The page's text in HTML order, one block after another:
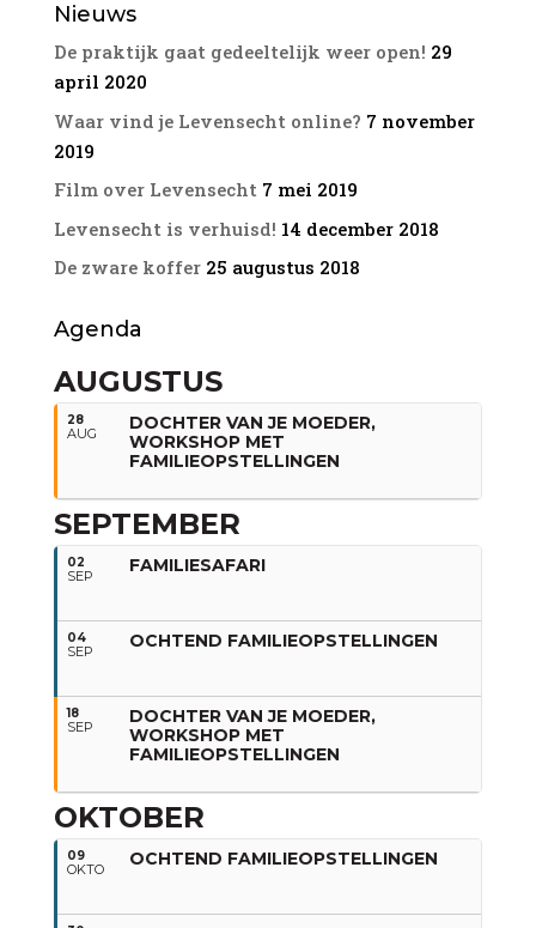
Nieuws
De praktijk gaat gedeeltelijk weer open! 29
april 2020
Waar vind je Levensecht online? 7 november
2019
Film over Levensecht 7 mei 2019
Levensecht is verhuisd! 14 december 2018
De zware koffer 25 augustus 2018
Agenda
AUGUSTUS
28
AUG
DOCHTER VAN JE MOEDER,
WORKSHOP MET
FAMILIEOPSTELLINGEN
SEPTEMBER
02
SEP FAMILIESAFARI
04
SEP OCHTEND FAMILIEOPSTELLINGEN
18
SEP
DOCHTER VAN JE MOEDER,
WORKSHOP MET
FAMILIEOPSTELLINGEN
OKTOBER
09
OKTO OCHTEND FAMILIEOPSTELLINGEN